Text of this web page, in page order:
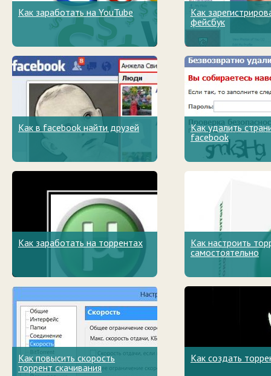
Как заработать на YouTube
Как
фейсбук
Как в facebook найти друзей
Как удалить
facebook
Как заработать на торрентах
Как настроить
самостоятельно
Как повысить скорость
торрент скачивания
Как создать